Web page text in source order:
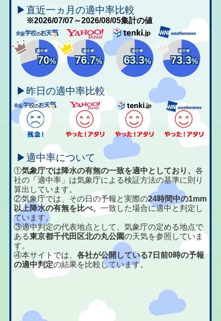
▶直近一ヵ月の適中率比較
※2026/07/07～2026/08/05集計の値
適中率
70%
適中率
76.7%
適中率
63.3%
適中率
73.3%
▶昨日の適中率比較
▶適中率について
①気象庁では降水の有無の一致を適中としており、各
社の「適中率」は気象庁による検証方法の基準に則り
算出しています。
②気象庁では、その日の予報と実際の24時間中の1mm
以上降水の有無を比べ、一致した場合に適中と判定し
ています。
③適中判定の代表地点として、気象庁の定める地点で
ある東京都千代田区北の丸公園の天気を参照していま
す。
④本サイトでは、各社が公開している7日前0時の予報
の適中判定の結果を比較しています。